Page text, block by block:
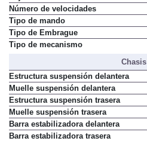
Número de velocidades
Tipo de mando
Tipo de Embrague
Tipo de mecanismo
Chasis
Estructura suspensión delantera
Muelle suspensión delantera
Estructura suspensión trasera
Muelle suspensión trasera
Barra estabilizadora delantera
Barra estabilizadora trasera